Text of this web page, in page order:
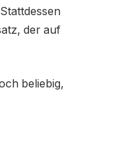
der auf
beliebig,